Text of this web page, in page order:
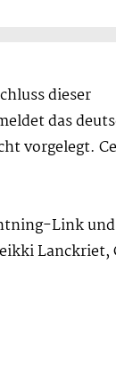
dieser
das
vorgelegt.
Link und
Lanckriet,